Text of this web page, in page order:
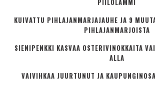
PIILOLAMMI
KUIVATTU PIHLAJANMARJAJAUHE JA 9
PIHLAJANMARJOISTA
SIENIPENKKI KASVAA OSTERIVINOKKAITA
ALLA
VAIVIHKAA JUURTUNUT JA